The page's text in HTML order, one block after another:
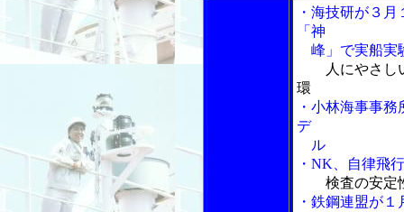
・海技研が３
「神
峰」で実船実
人にやさし
環
・小林海事事
デ
ル
・NK、自律飛
検査の安定
・鉄鋼連盟が